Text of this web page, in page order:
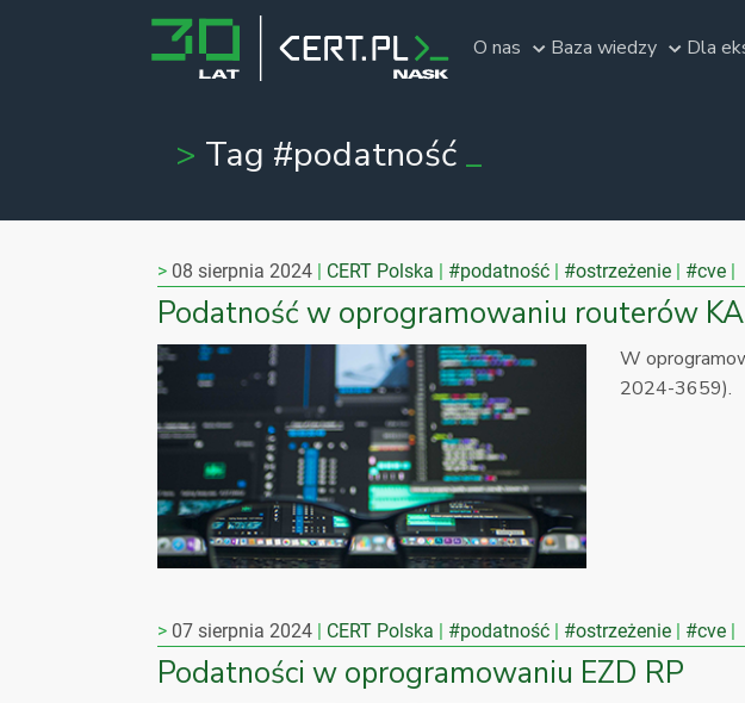
O nas Baza wiedzy Dla
Tag #podatność
08 sierpnia 2024 CERT Polska #podatność #ostrzeżenie #cve
Podatność w oprogramowaniu routerów
W
2024-3659).
07 sierpnia 2024 CERT Polska #podatność #ostrzeżenie #cve
Podatności w oprogramowaniu EZD RP